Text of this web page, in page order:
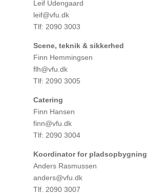
Leif Udengaard
leif@vfu.dk
Tlf: 2090 3003
Scene, teknik & sikkerhed
Finn Hemmingsen
flh@vfu.dk
Tlf: 2090 3005
Catering
Finn Hansen
finn@vfu.dk
Tlf: 2090 3004
Koordinator for pladsopbygning
Anders Rasmussen
anders@vfu.dk
Tlf. 2090 3007